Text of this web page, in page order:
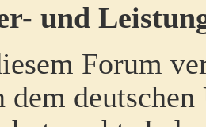
und
Forum
dem